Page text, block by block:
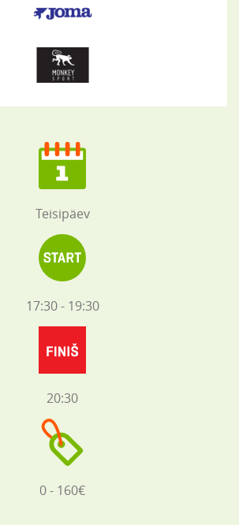
Teisipäev
17:30 - 19:30
20:30
0 - 160€